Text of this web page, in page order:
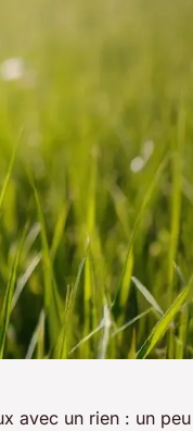
avec un rien : un peu